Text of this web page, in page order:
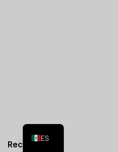
Recursos
ES